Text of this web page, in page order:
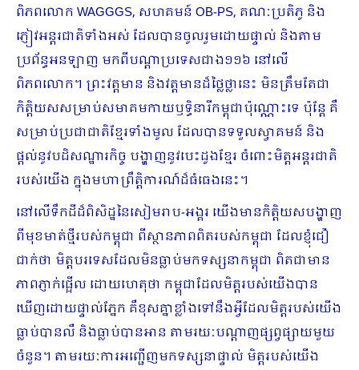
ពិភពលោក WAGGGS, សហគមន៍ OB-PS, គណៈប្រតិភូ និង
ភ្ញៀវអន្តរជាតិទាំងអស់ ដែលបានចូលរួមដោយផ្ទាល់ និងតាម
ប្រព័ន្ធអនឡាញ មកពីបណ្តាប្រទេសជាង១១៦ នៅលើ
ពិភពលោក។ ព្រះវត្តមាន និងវត្តមានដ៏ថ្លៃថ្លានេះ មិនត្រឹមតែជា
កិត្តិយសសម្រាប់សមាគមកាយឫទ្ធិនារីកម្ពុជាប៉ុណ្ណោះទេ ប៉ុន្តែ គឺ
សម្រាប់ប្រជាជាតិខ្មែរទាំងមូល ដែលបានទទួលស្វាគមន៍ និង
ផ្តល់នូវបដិសណ្ឋារកិច្ច បង្ហាញនូវបេះដូងខ្មែរ ចំពោះមិត្តអន្តរជាតិ
របស់យើង ក្នុងមហាព្រឹត្តិការណ៍ដ៏ធំធេងនេះ។
នៅលើទឹកដីដ៏ពិសិដ្ឋនៃសៀមរាប-អង្គរ យើងមានកិត្តិយសបង្ហាញ
ពីមុខមាត់ថ្មីរបស់កម្ពុជា ពីស្ថានភាពពិតរបស់កម្ពុជា ដែលខ្ញុំជឿ
ជាក់ថា មិត្តបរទេសដែលមិនធ្លាប់មកទស្សនាកម្ពុជា ពិតជាមាន
ភាពភ្ញាក់ផ្អើល ដោយហេតុថា កម្ពុជាដែលមិត្តរបស់យើងបាន
ឃើញដោយផ្ទាល់ភ្នែក គឺខុសគ្នាខ្លាំងទៅនឹងអ្វីដែលមិត្តរបស់យើង
ធ្លាប់បានលឺ និងធ្លាប់បានអាន តាមរយៈបណ្តាញផ្សព្វផ្សាយមួយ
ចំនួន។ តាមរយៈការអញ្ជើញមកទស្សនាផ្ទាល់ មិត្តរបស់យើង